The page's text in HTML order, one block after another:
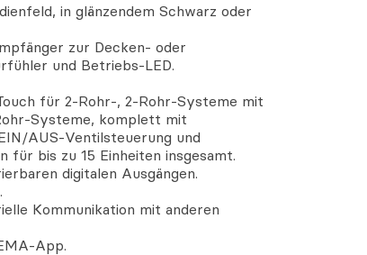
in glänzendem Schwarz oder
zur Decken- oder
und Betriebs-LED.
für 2-Rohr-, 2-Rohr-Systeme mit
Systeme, komplett mit
AUS-Ventilsteuerung und
bis zu 15 Einheiten insgesamt.
digitalen Ausgängen.
Kommunikation mit anderen
App.